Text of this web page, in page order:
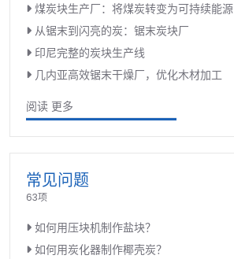
煤炭块生产厂：将煤炭转变为可持续能源
从锯末到闪亮的炭：锯末炭块厂
印尼完整的炭块生产线
几内亚高效锯末干燥厂，优化木材加工
阅读 更多
常见问题
63项
如何用压块机制作盐块？
如何用炭化器制作椰壳炭？